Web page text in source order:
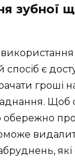
зубної
є
гроші
Щоб
обережно